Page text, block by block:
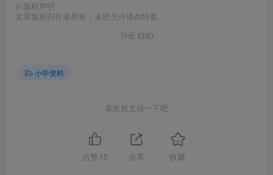
© 版权声明
文章版权归作者所有，未经允许请勿转载。
THE END
小学资料
喜欢就支持一下吧
点赞 15 分享 收藏